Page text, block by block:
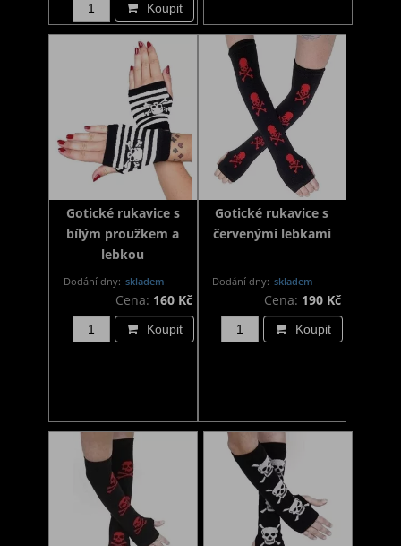
Koupit
Gotické rukavice s
bílým proužkem a
lebkou
Dodání dny: skladem
Cena: 160 Kč
Koupit
Gotické rukavice s
červenými lebkami
Dodání dny: skladem
Cena: 190 Kč
Koupit